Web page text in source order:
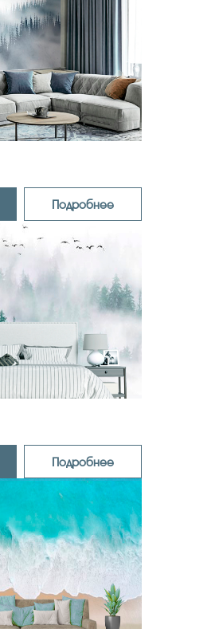
Подробнее
Подробнее